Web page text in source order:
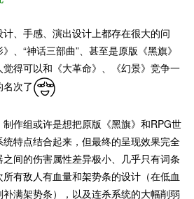
、手感、演出设计上都存在很大的问
、“神话三部曲”、甚至是原版《黑旗》
得可以和《大革命》、《幻景》竞争一
次了
作组或许是想把原版《黑旗》和RPG世
特点结合起来，但最终的呈现效果完全
间的伤害属性差异极小、几乎只有词条
有敌人有血量和架势条的设计（在低血
满架势条），以及连杀系统的大幅削弱